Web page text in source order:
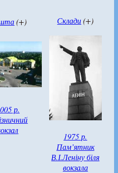
(+) Склади(+)
р.
1975 р.
Пам’ятник
В.І.Леніну біля
вокзала